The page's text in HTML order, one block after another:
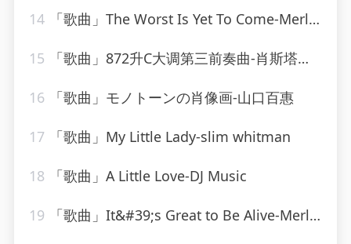
14 「歌曲」The Worst Is Yet To Come-Merle Haggard、The Strangers
15 「歌曲」872升C大调第三前奏曲-肖斯塔科维奇
16 「歌曲」モノトーンの肖像画-山口百惠
17 「歌曲」My Little Lady-slim whitman
18 「歌曲」A Little Love-DJ Music
19 「歌曲」It&#39;s Great to Be Alive-Merle Haggard